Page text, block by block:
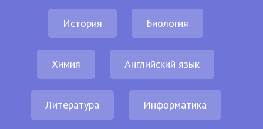
История Биология
Химия Английский язык
Литература Информатика